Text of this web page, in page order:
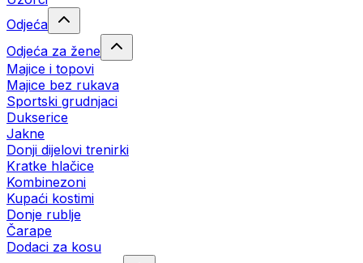
Odjeća
Odjeća za žene
Majice i topovi
Majice bez rukava
Sportski grudnjaci
Dukserice
Jakne
Donji dijelovi trenirki
Kratke hlačice
Kombinezoni
Kupaći kostimi
Donje rublje
Čarape
Dodaci za kosu